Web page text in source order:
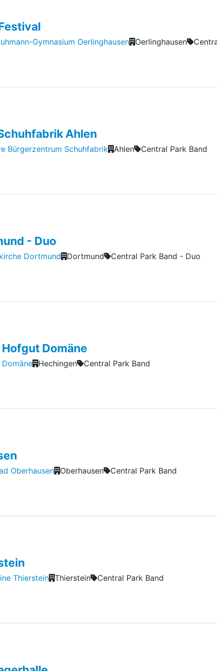
Gymnasium Oerlinghausen Oerlinghausen
Ahlen
Bürgerzentrum Schuhfabrik Ahlen Central Park Band
- Duo
Dortmund Dortmund Central Park Band - Duo
Domäne
Hechingen Central Park Band
Oberhausen Oberhausen Central Park Band
Thierstein Thierstein Central Park Band